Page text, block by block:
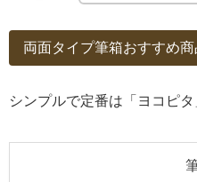
両面タイプ筆箱おすすめ商
シンプルで定番は「ヨコピタ